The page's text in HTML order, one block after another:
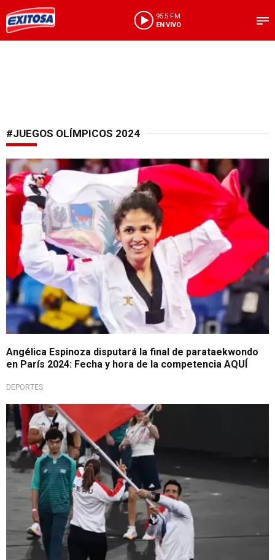
95.5 FM
EN VIVO
#JUEGOS OLÍMPICOS 2024
¡Vamos Perú!
Angélica Espinoza disputará la final de parataekwondo
en París 2024: Fecha y hora de la competencia AQUÍ
DEPORTES
Juegos Olímpicos